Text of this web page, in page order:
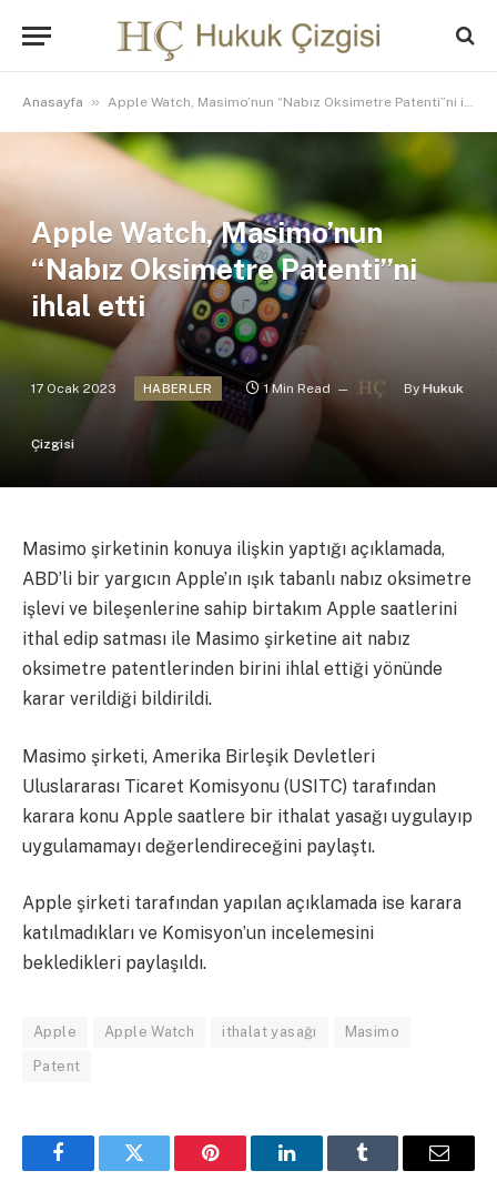
Anasayfa » Apple Watch, Masimo’nun “Nabız Oksimetre Patenti”ni ihlal etti
Apple Watch, Masimo’nun
“Nabız Oksimetre Patenti”ni
ihlal etti
17 Ocak 2023 HABERLER 1 Min Read By Hukuk
Çizgisi
Masimo şirketinin konuya ilişkin yaptığı açıklamada,
ABD’li bir yargıcın Apple’ın ışık tabanlı nabız oksimetre
işlevi ve bileşenlerine sahip birtakım Apple saatlerini
ithal edip satması ile Masimo şirketine ait nabız
oksimetre patentlerinden birini ihlal ettiği yönünde
karar verildiği bildirildi.
Masimo şirketi, Amerika Birleşik Devletleri
Uluslararası Ticaret Komisyonu (USITC) tarafından
karara konu Apple saatlere bir ithalat yasağı uygulayıp
uygulamamayı değerlendireceğini paylaştı.
Apple şirketi tarafından yapılan açıklamada ise karara
katılmadıkları ve Komisyon’un incelemesini
bekledikleri paylaşıldı.
Apple Apple Watch ithalat yasağı Masimo
Patent
FacebookTwitter Pinterest LinkedInTumblr Email